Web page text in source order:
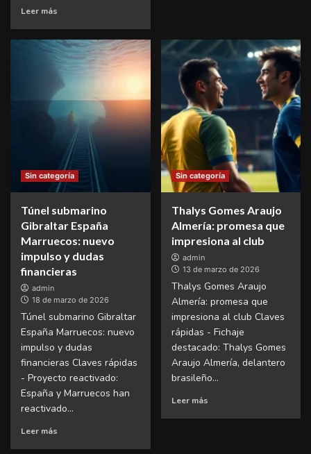
Leer más
Sin categoría
Túnel submarino
Gibraltar España
Marruecos: nuevo
impulso y dudas
financieras
admin
18 de marzo de 2026
Túnel submarino Gibraltar
España Marruecos: nuevo
impulso y dudas
financieras Claves rápidas
- Proyecto reactivado:
España y Marruecos han
reactivado...
Leer más
Sin categoría
Thalys Gomes Araujo
Almería: promesa que
impresiona al club
admin
13 de marzo de 2026
Thalys Gomes Araujo
Almería: promesa que
impresiona al club Claves
rápidas - Fichaje
destacado: Thalys Gomes
Araujo Almería, delantero
brasileño...
Leer más